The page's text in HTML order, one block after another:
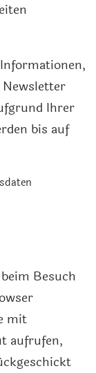
Ihrer
bis auf
Besuch
mit
aufrufen,